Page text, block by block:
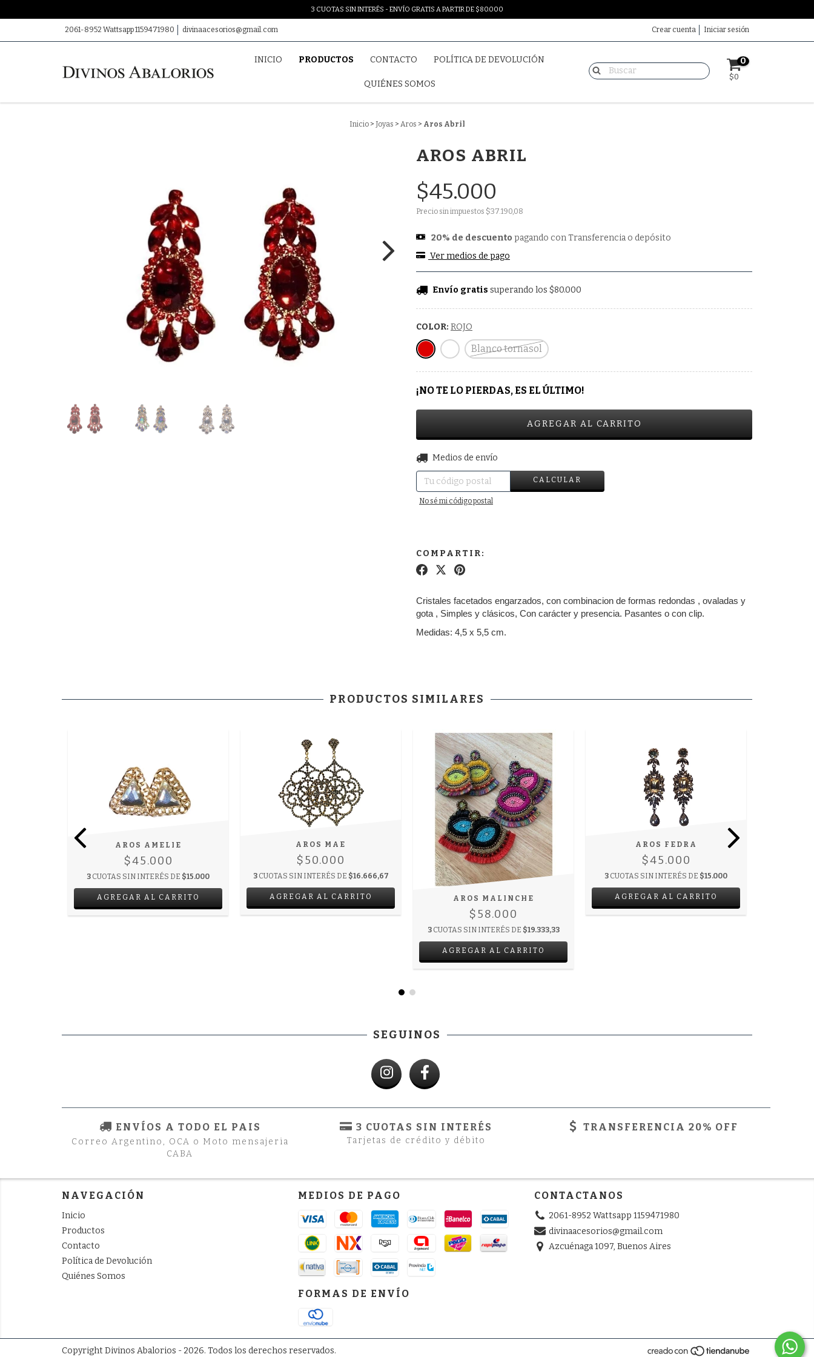
3 CUOTAS SIN INTERÉS - ENVÍO GRATIS A PARTIR DE $80.000
2061-8952 Wattsapp 1159471980 divinaacesorios@gmail.com Crear cuenta Iniciar sesión
INICIO PRODUCTOS CONTACTO POLÍTICA DE DEVOLUCIÓN
QUIÉNES SOMOS
0
$0
Inicio > Joyas > Aros > Aros Abril
AROS ABRIL
$45.000
Precio sin impuestos $37.190,08
20% de descuento pagando con Transferencia o depósito
Ver medios de pago
Envío gratis superando los $80.000
COLOR: ROJO
Blanco tornasol
¡NO TE LO PIERDAS, ES EL ÚLTIMO!
Entregas para el CP:
Medios de envío
CALCULAR
No sé mi código postal
COMPARTIR:
Cristales facetados engarzados, con combinacion de formas redondas , ovaladas y
gota , Simples y clásicos, Con carácter y presencia. Pasantes o con clip.
Medidas: 4,5 x 5,5 cm.
PRODUCTOS SIMILARES
AROS AMELIE
$45.000
3 CUOTAS SIN INTERÉS DE $15.000
AGREGAR AL CARRITO
AROS MAE
$50.000
3 CUOTAS SIN INTERÉS DE $16.666,67
AGREGAR AL CARRITO AROS MALINCHE
$58.000
3 CUOTAS SIN INTERÉS DE $19.333,33
AGREGAR AL CARRITO
AROS FEDRA
$45.000
3 CUOTAS SIN INTERÉS DE $15.000
AGREGAR AL CARRITO
SEGUINOS
ENVÍOS A TODO EL PAIS
Correo Argentino, OCA o Moto mensajeria
CABA
3 CUOTAS SIN INTERÉS
Tarjetas de crédito y débito
TRANSFERENCIA 20% OFF
NAVEGACIÓN
Inicio
Productos
Contacto
Política de Devolución
Quiénes Somos
MEDIOS DE PAGO
FORMAS DE ENVÍO
CONTACTANOS
2061-8952 Wattsapp 1159471980
divinaacesorios@gmail.com
Azcuénaga 1097, Buenos Aires
Copyright Divinos Abalorios - 2026. Todos los derechos reservados.